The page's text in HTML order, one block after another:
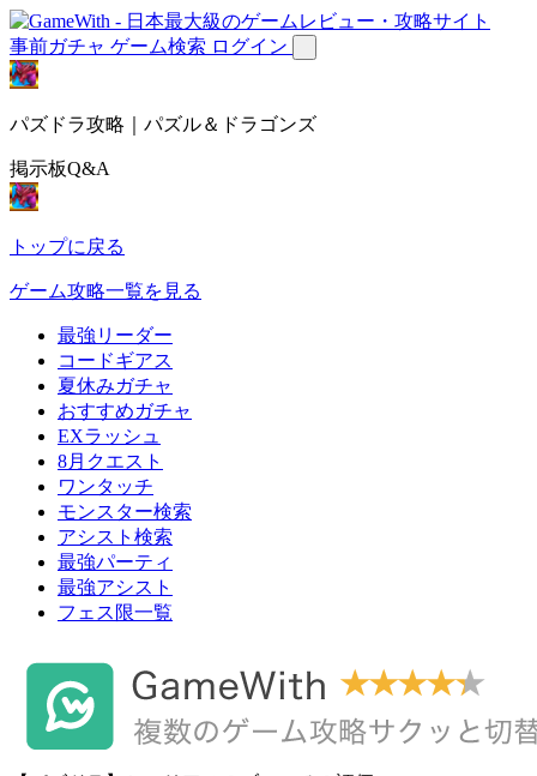
事前ガチャ ゲーム検索 ログイン
パズドラ攻略｜パズル＆ドラゴンズ
掲示板Q&A
トップに戻る
ゲーム攻略一覧を見る
最強リーダー
コードギアス
夏休みガチャ
おすすめガチャ
EXラッシュ
8月クエスト
ワンタッチ
モンスター検索
アシスト検索
最強パーティ
最強アシスト
フェス限一覧